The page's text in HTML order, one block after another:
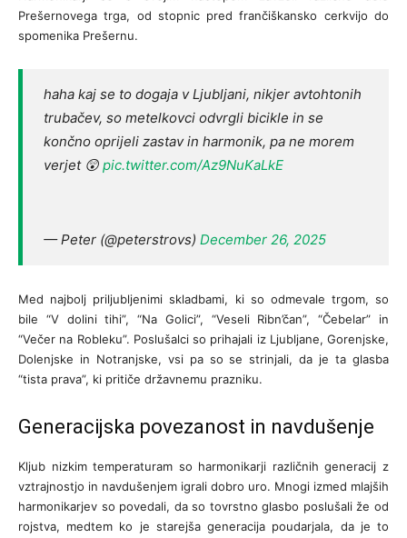
Prešernovega trga, od stopnic pred frančiškansko cerkvijo do
spomenika Prešernu.
haha kaj se to dogaja v Ljubljani, nikjer avtohtonih
trubačev, so metelkovci odvrgli bicikle in se
končno oprijeli zastav in harmonik, pa ne morem
verjet 😲 pic.twitter.com/Az9NuKaLkE
— Peter (@peterstrovs) December 26, 2025
Med najbolj priljubljenimi skladbami, ki so odmevale trgom, so
bile “V dolini tihi”, “Na Golici”, “Veseli Ribn’čan”, “Čebelar” in
“Večer na Robleku”. Poslušalci so prihajali iz Ljubljane, Gorenjske,
Dolenjske in Notranjske, vsi pa so se strinjali, da je ta glasba
“tista prava”, ki pritiče državnemu prazniku.
Generacijska povezanost in navdušenje
Kljub nizkim temperaturam so harmonikarji različnih generacij z
vztrajnostjo in navdušenjem igrali dobro uro. Mnogi izmed mlajših
harmonikarjev so povedali, da so tovrstno glasbo poslušali že od
rojstva, medtem ko je starejša generacija poudarjala, da je to